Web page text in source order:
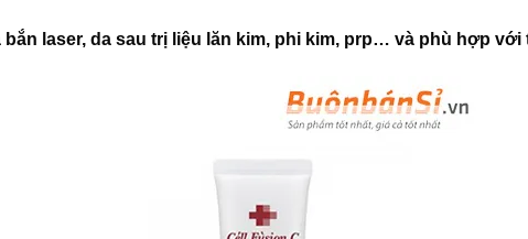
laser, da sau trị liệu lăn kim, phi kim, prp… và phù hợp với